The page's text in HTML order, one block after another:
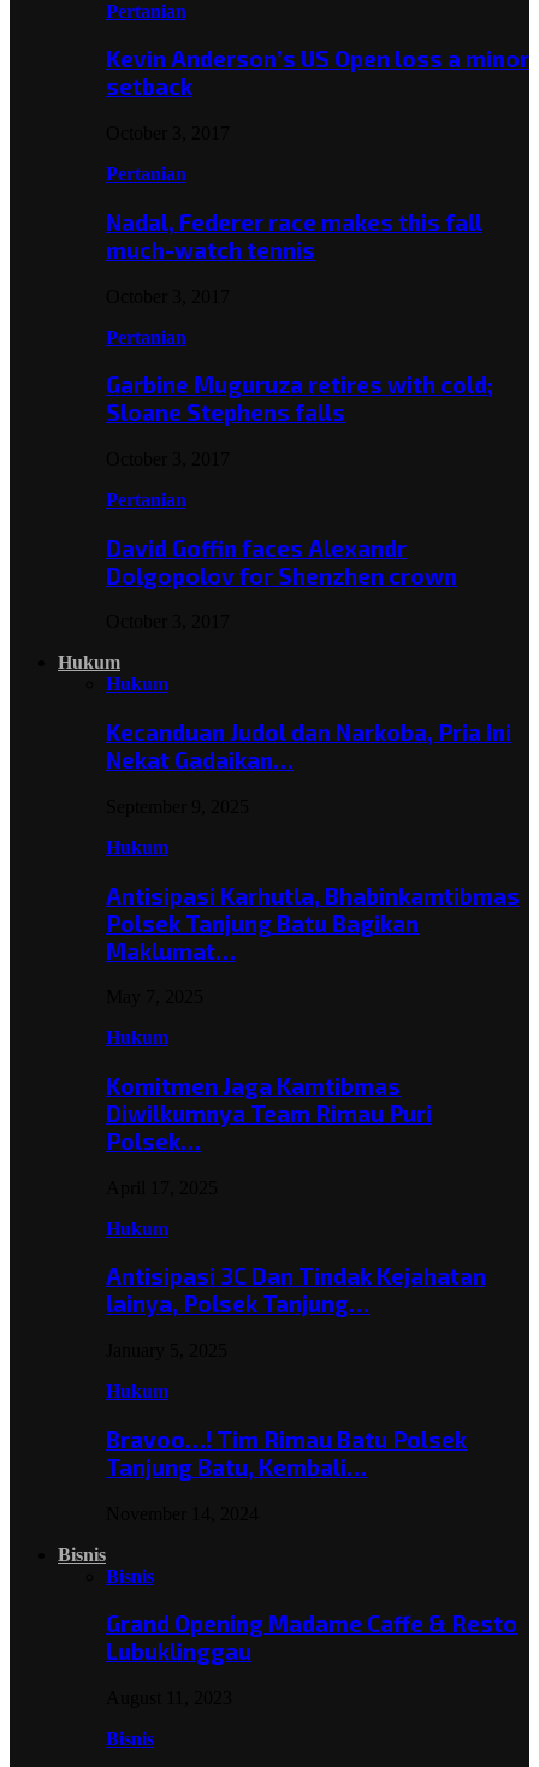
Pertanian
Kevin Anderson’s US Open loss a minor
setback
Pertanian
Nadal, Federer race makes this fall
much-watch tennis
Pertanian
Garbine Muguruza retires with cold;
Sloane Stephens falls
Pertanian
David Goffin faces Alexandr
Dolgopolov for Shenzhen crown
Hukum
Hukum
Kecanduan Judol dan Narkoba, Pria Ini
Nekat Gadaikan…
Hukum
Antisipasi Karhutla, Bhabinkamtibmas
Polsek Tanjung Batu Bagikan
Maklumat…
Hukum
Komitmen Jaga Kamtibmas
Diwilkumnya Team Rimau Puri
Polsek…
Hukum
Antisipasi 3C Dan Tindak Kejahatan
lainya, Polsek Tanjung…
Hukum
Bravoo…! Tim Rimau Batu Polsek
Tanjung Batu, Kembali…
Bisnis
Bisnis
Grand Opening Madame Caffe & Resto
Lubuklinggau
Bisnis